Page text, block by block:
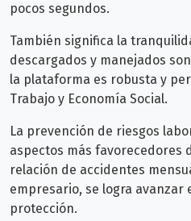
pocos segundos.
También significa la
descargados y manejados
la plataforma es robusta y
Trabajo y Economía Social.
La prevención de riesgos
aspectos más favorecedores
relación de accidentes
empresario, se logra avanzar
protección.